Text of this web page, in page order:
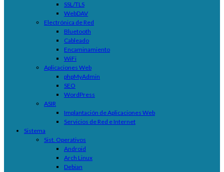
SSL/TLS
WebDAV
Electrónica de Red
Bluetooth
Cableado
Encaminamiento
WiFi
Aplicaciones Web
phpMyAdmin
SEO
WordPress
ASIR
Implantación de Aplicaciones Web
Servicios de Red e Internet
Sistema
Sist. Operativos
Android
Arch Linux
Debian